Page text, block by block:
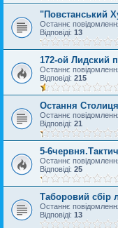
"Повстанський
Останнє
Відповіді: 13
172-ой Лидский
Останнє
Відповіді: 215
Остання
Останнє
Відповіді: 21
5-
Останнє
Відповіді: 25
Таборовий сбір
Останнє
Відповіді: 13